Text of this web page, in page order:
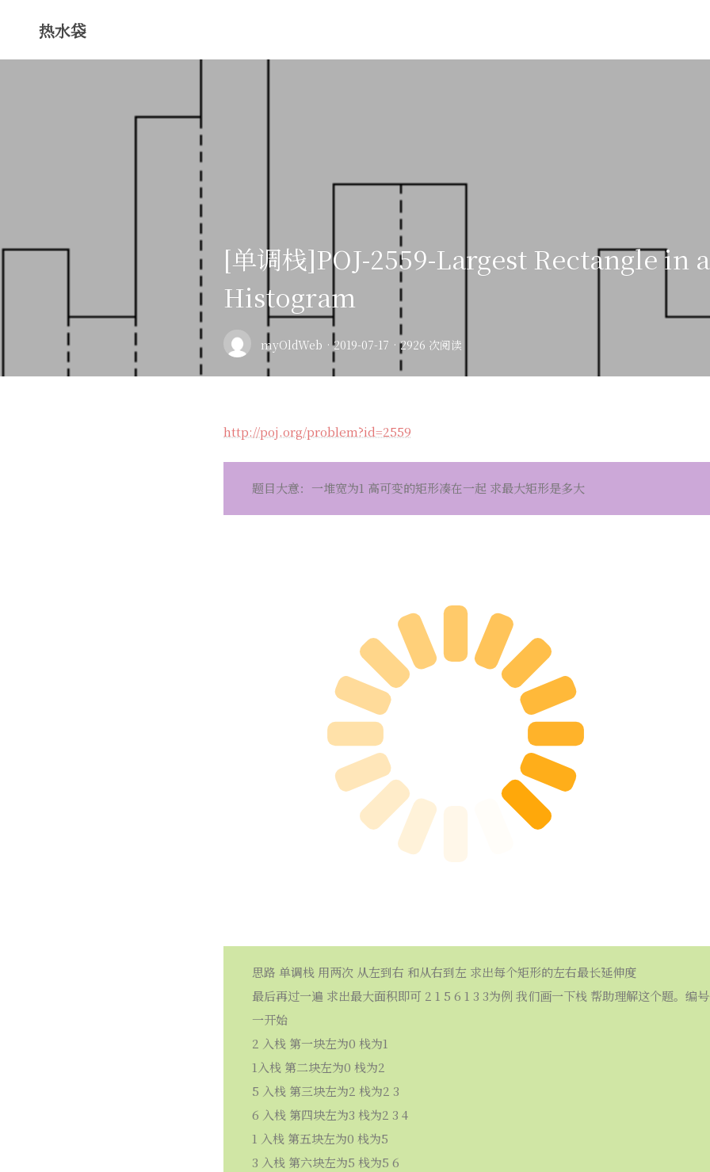
热水袋
[单调栈]POJ-2559-Largest Rectangle in a
Histogram
myOldWeb · 2019-07-17 · 2926 次阅读
http://poj.org/problem?id=2559
题目大意：一堆宽为1 高可变的矩形凑在一起 求最大矩形是多大
思路 单调栈 用两次 从左到右 和从右到左 求出每个矩形的左右最长延伸度
最后再过一遍 求出最大面积即可 2 1 5 6 1 3 3为例 我们画一下栈 帮助理解这个题。编
一开始
2 入栈 第一块左为0 栈为1
1入栈 第二块左为0 栈为2
5 入栈 第三块左为2 栈为2 3
6 入栈 第四块左为3 栈为2 3 4
1 入栈 第五块左为0 栈为5
3 入栈 第六块左为5 栈为5 6